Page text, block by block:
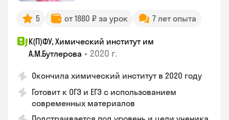
5 от 1880 ₽ за урок 7 лет опыта
К(П)ФУ, Химический институт им
А.М.Бутлерова • 2020 г.
Окончила химический институт в 2020 году
Готовит к ОГЭ и ЕГЭ с использованием
современных материалов